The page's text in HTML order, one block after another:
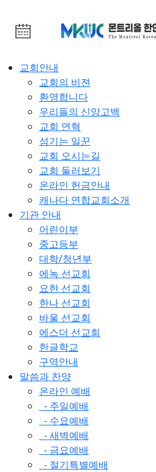
교회안내
교회의 비젼
환영합니다
우리들의 신앙고백
교회 연혁
섬기는 일꾼
교회 오시는길
교회 둘러보기
온라인 헌금안내
캐나다 연합교회소개
기관 안내
어린이부
중고등부
대학/청년부
에녹 선교회
요한 선교회
한나 선교회
바울 선교회
에스더 선교회
한글학교
구역안내
말씀과 찬양
온라인 예배
- 주일예배
- 수요예배
- 새벽예배
- 금요예배
- 절기특별예배